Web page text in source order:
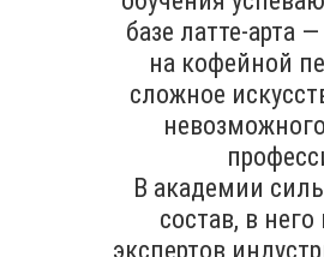
базе латте-арта
на кофейной
сложное
В академии
состав, в
экспертов